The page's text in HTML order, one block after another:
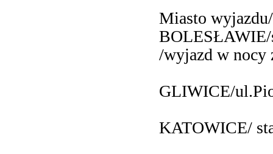
Miasto
BOLESŁAWIE/
/wyjazd w nocy
GLIWICE/
KATOWICE/